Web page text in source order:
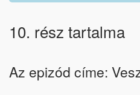
10. rész tartalma
Az epizód címe: